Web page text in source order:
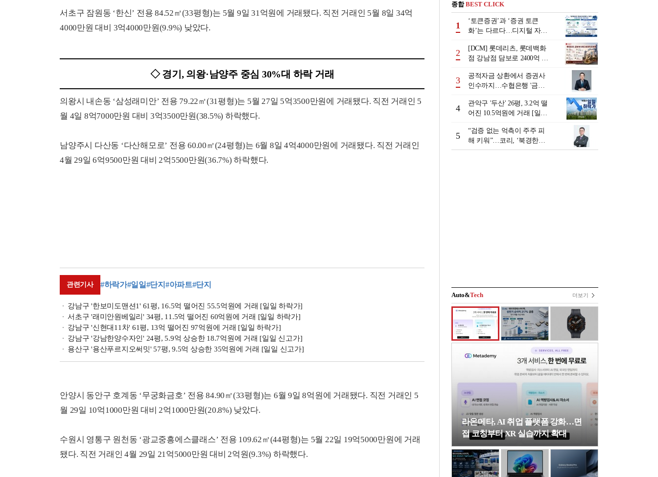
서초구 잠원동 ‘한신’ 전용 84.52㎡(33평형)는 5월 9일 31억원에 거래됐다. 직전 거래인 5월 8일 34억
4000만원 대비 3억4000만원(9.9%) 낮았다.
◇ 경기, 의왕·남양주 중심 30%대 하락 거래
의왕시 내손동 ‘삼성래미안’ 전용 79.22㎡(31평형)는 5월 27일 5억3500만원에 거래됐다. 직전 거래인 5
월 4일 8억7000만원 대비 3억3500만원(38.5%) 하락했다.
남양주시 다산동 ‘다산해모로’ 전용 60.00㎡(24평형)는 6월 8일 4억4000만원에 거래됐다. 직전 거래인
4월 29일 6억9500만원 대비 2억5500만원(36.7%) 하락했다.
관련기사 #하락가#일일#단지 #아파트#단지
강남구 '한보미도맨션1' 61평, 16.5억 떨어진 55.5억원에 거래 [일일 하락가]
서초구 '래미안원베일리' 34평, 11.5억 떨어진 60억원에 거래 [일일 하락가]
강남구 '신현대11차' 61평, 13억 떨어진 97억원에 거래 [일일 하락가]
강남구 '강남한양수자인' 24평, 5.9억 상승한 18.7억원에 거래 [일일 신고가]
용산구 '용산푸르지오써밋' 57평, 9.5억 상승한 35억원에 거래 [일일 신고가]
안양시 동안구 호계동 ‘무궁화금호’ 전용 84.90㎡(33평형)는 6월 9일 8억원에 거래됐다. 직전 거래인 5
월 29일 10억1000만원 대비 2억1000만원(20.8%) 낮았다.
수원시 영통구 원천동 ‘광교중흥에스클래스’ 전용 109.62㎡(44평형)는 5월 22일 19억5000만원에 거래
됐다. 직전 거래인 4월 29일 21억5000만원 대비 2억원(9.3%) 하락했다.
종합BEST CLICK
1
‘토큰증권’과 ‘증권 토큰
화’는 다르다…디지털 자본
2
[DCM] 롯데리츠, 롯데백화
점 강남점 담보로 2400억 조
3
공적자금 상환에서 증권사
인수까지…수협은행 '금융
행 금융그룹의 꿈①]
4
관악구 '두산' 26평, 3.2억 떨
어진 10.5억원에 거래 [일일
5
“검증 없는 억측이 주주 피
해 키워”…코리, ‘북경한미
미수채권 논란’ 정면 반박
Auto&Tech 더보기
라온메타, AI 취업 플랫폼 강화…면
접 코칭부터 XR 실습까지 확대